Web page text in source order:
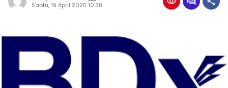
Sabtu, 19 April 2025 10:38